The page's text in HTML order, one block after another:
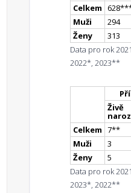
Celkem 628**
Muži
294
Ženy
313
Data pro rok
2022*, 2023**
Živě
Celkem 7**
Muži
3
Ženy
5
Data pro rok
2023*, 2022**